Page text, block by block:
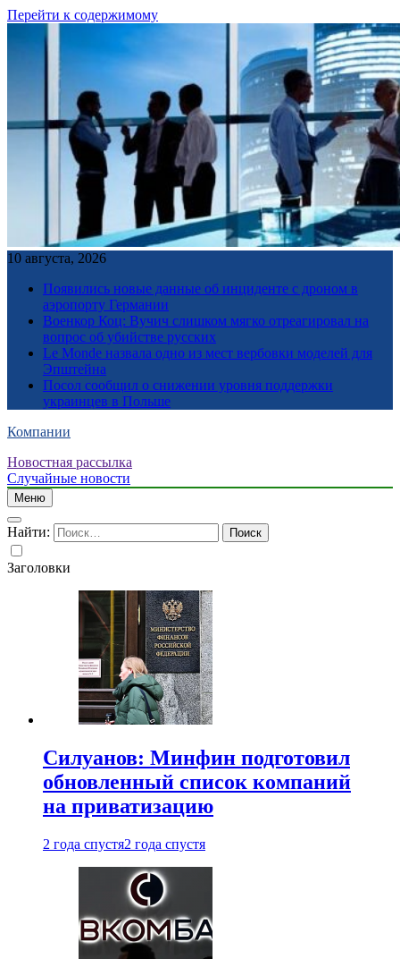
Перейти к содержимому
10 августа, 2026
Появились новые данные об инциденте с дроном в
аэропорту Германии
Военкор Коц: Вучич слишком мягко отреагировал на
вопрос об убийстве русских
Le Monde назвала одно из мест вербовки моделей для
Эпштейна
Посол сообщил о снижении уровня поддержки
украинцев в Польше
Компании
Новостная рассылка
Случайные новости
Меню
Найти:
Заголовки
Силуанов: Минфин подготовил
обновленный список компаний
на приватизацию
2 года спустя2 года спустя